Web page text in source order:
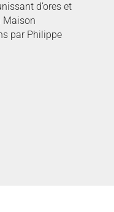
d’ores et
Maison
par Philippe